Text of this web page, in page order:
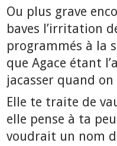
Ou plus grave
baves l’irritation
programmés à la
que Agace étant
jacasser quand
Elle te traite de
elle pense à ta
voudrait un nom